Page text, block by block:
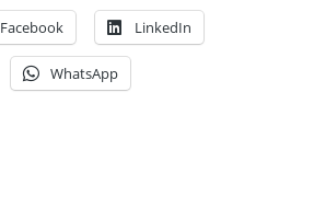
Facebook LinkedIn
WhatsApp